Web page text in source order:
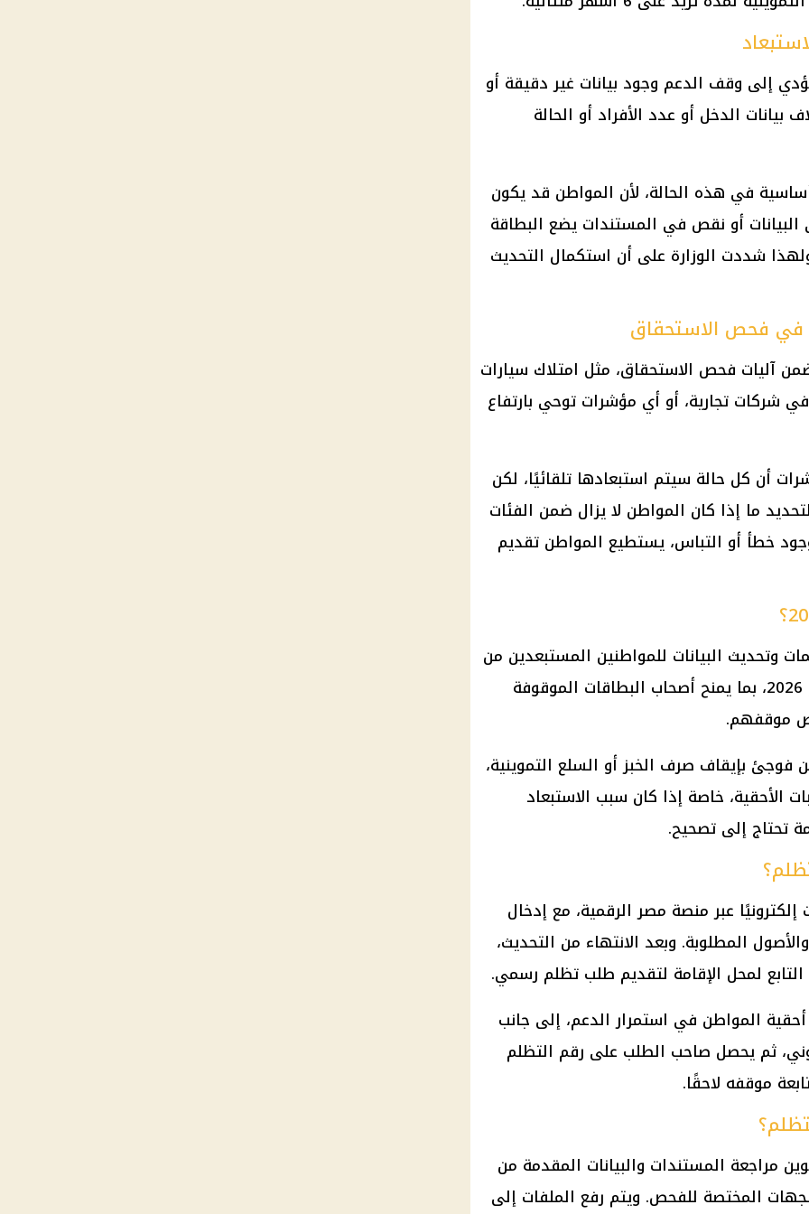
إلى وقف الدعم وجود بيانات غير دقيقة أو
الدخل أو عدد الأفراد أو الحالة
في هذه الحالة، لأن المواطن قد يكون
أو نقص في المستندات يضع البطاقة
شددت الوزارة على أن استكمال التحديث
في فحص الاستحقاق
آليات فحص الاستحقاق، مثل امتلاك سيارات
شركات تجارية، أو أي مؤشرات توحي بارتفاع
أن كل حالة سيتم استبعادها تلقائيًا، لكن
ما إذا كان المواطن لا يزال ضمن الفئات
خطأ أو التباس، يستطيع المواطن تقديم
وتحديث البيانات للمواطنين المستبعدين من
منظومة الدعم اعتبارًا من 14 يونيو 2026، بما يمنح أصحاب البطاقات الموقوفة
موقفهم.
بإيقاف صرف الخبز أو السلع التموينية،
الأحقية، خاصة إذا كان سبب الاستبعاد
تحتاج إلى تصحيح.
إلكترونيًا عبر منصة مصر الرقمية، مع إدخال
المطلوبة. وبعد الانتهاء من التحديث،
لمحل الإقامة لتقديم طلب تظلم رسمي.
المواطن في استمرار الدعم، إلى جانب
ثم يحصل صاحب الطلب على رقم التظلم
موقفه لاحقًا.
مراجعة المستندات والبيانات المقدمة من
المختصة للفحص. ويتم رفع الملفات إلى